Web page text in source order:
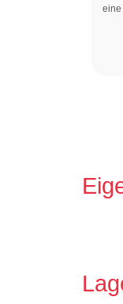
eine